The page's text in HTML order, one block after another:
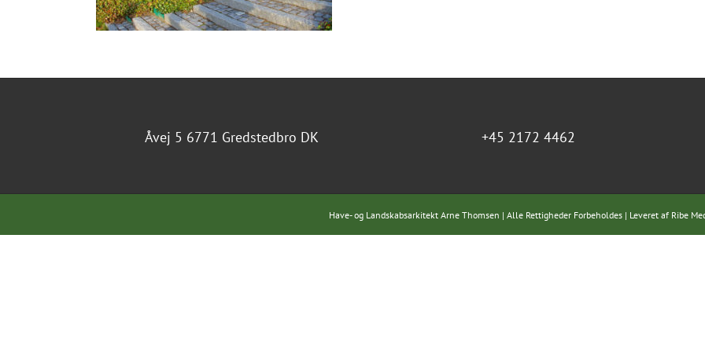
Åvej 5 6771 Gredstedbro DK +45 2172 4462
Have- og Landskabsarkitekt Arne Thomsen | Alle Rettigheder Forbeholdes | Leveret af Ribe